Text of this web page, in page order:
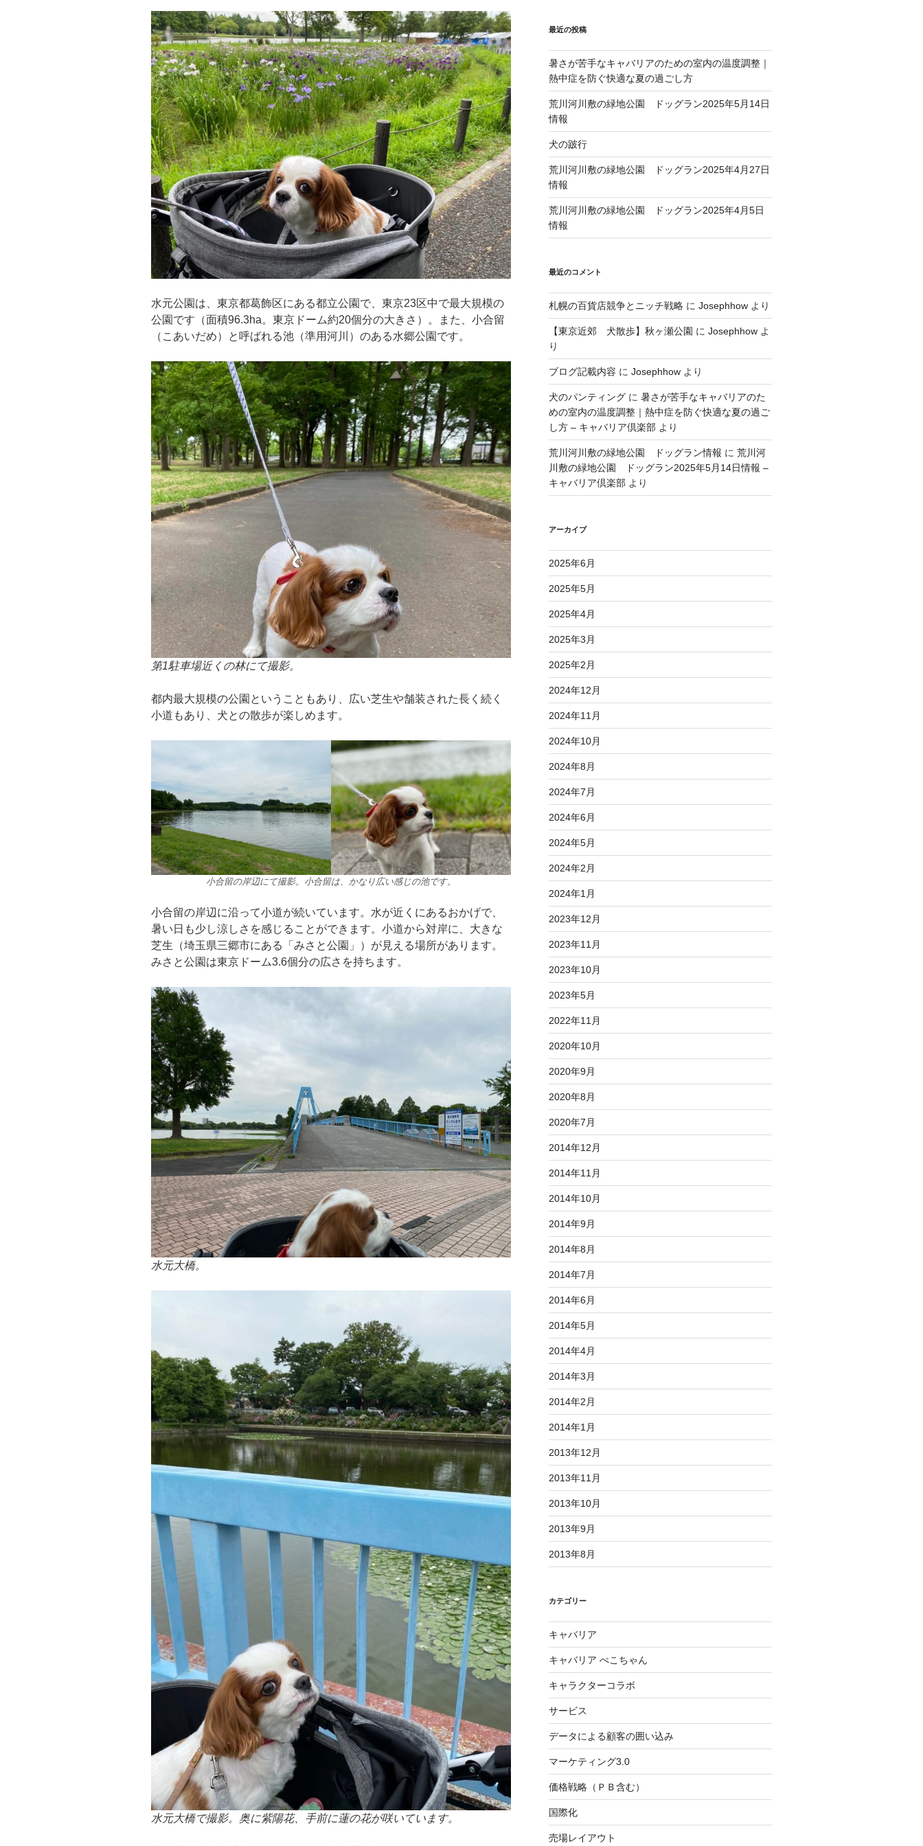
水元公園は、東京都葛飾区にある都立公園で、東京23区中で最大規模の
公園です（面積96.3ha。東京ドーム約20個分の大きさ）。また、小合留
（こあいだめ）と呼ばれる池（準用河川）のある水郷公園です。
第1駐車場近くの林にて撮影。
都内最大規模の公園ということもあり、広い芝生や舗装された長く続く
小道もあり、犬との散歩が楽しめます。
小合留の岸辺にて撮影。小合留は、かなり広い感じの池です。
小合留の岸辺に沿って小道が続いています。水が近くにあるおかげで、
暑い日も少し涼しさを感じることができます。小道から対岸に、大きな
芝生（埼玉県三郷市にある「みさと公園」）が見える場所があります。
みさと公園は東京ドーム3.6個分の広さを持ちます。
水元大橋。
水元大橋で撮影。奥に紫陽花、手前に蓮の花が咲いています。
最近の投稿
暑さが苦手なキャバリアのための室内の温度調整｜
熱中症を防ぐ快適な夏の過ごし方
荒川河川敷の緑地公園 ドッグラン2025年5月14日
情報
犬の跛行
荒川河川敷の緑地公園 ドッグラン2025年4月27日
情報
荒川河川敷の緑地公園 ドッグラン2025年4月5日
情報
最近のコメント
札幌の百貨店競争とニッチ戦略に Josephhowより
【東京近郊 犬散歩】秋ヶ瀬公園 に Josephhowよ
り
ブログ記載内容 に Josephhowより
犬のパンティングに 暑さが苦手なキャバリアのた
めの室内の温度調整｜熱中症を防ぐ快適な夏の過ご
し方 – キャバリア倶楽部より
荒川河川敷の緑地公園 ドッグラン情報 に 荒川河
川敷の緑地公園 ドッグラン2025年5月14日情報 –
キャバリア倶楽部より
アーカイブ
2025年6月
2025年5月
2025年4月
2025年3月
2025年2月
2024年12月
2024年11月
2024年10月
2024年8月
2024年7月
2024年6月
2024年5月
2024年2月
2024年1月
2023年12月
2023年11月
2023年10月
2023年5月
2022年11月
2020年10月
2020年9月
2020年8月
2020年7月
2014年12月
2014年11月
2014年10月
2014年9月
2014年8月
2014年7月
2014年6月
2014年5月
2014年4月
2014年3月
2014年2月
2014年1月
2013年12月
2013年11月
2013年10月
2013年9月
2013年8月
カテゴリー
キャバリア
キャバリア ぺこちゃん
キャラクターコラボ
サービス
データによる顧客の囲い込み
マーケティング3.0
価格戦略（ＰＢ含む）
国際化
売場レイアウト